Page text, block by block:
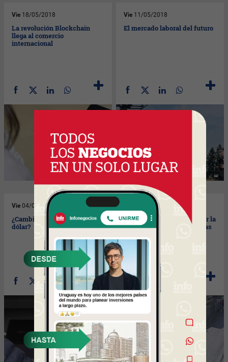
Vie 18/05/2018
La revolución Blockchain
llega al comercio
internacional
Vie 11/05/2018
El mercado laboral del futuro
Vie 04/05/2018
¿Cambió el escenario para el
dólar?
27/04/2018
El 8 de marzo entró en vigor la
nueva Ley de Zonas Francas